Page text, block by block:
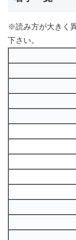
※読み方が大きく
下さい。